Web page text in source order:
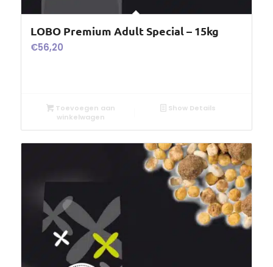
LOBO Premium Adult Special – 15kg
€56,20
Toevoegen aan
winkelwagen
Show Details